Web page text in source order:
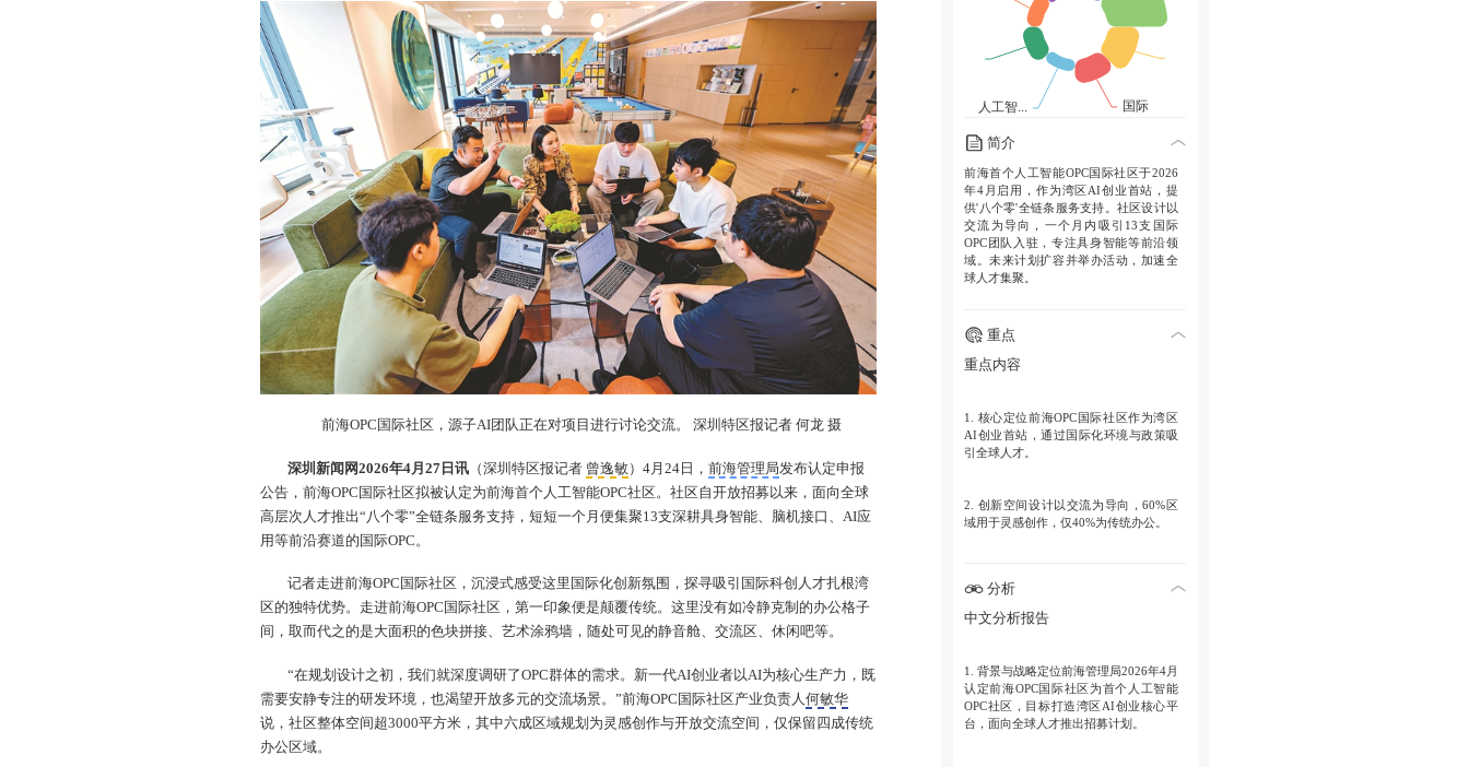
前海OPC国际社区，源子AI团队正在对项目进行讨论交流。 深圳特区报记者 何龙 摄
深圳新闻网2026年4月27日讯 （深圳特区报记者 曾逸敏）4月24日，前海管理局发布认定申报
公告，前海OPC国际社区拟被认定为前海首个人工智能OPC社区。社区自开放招募以来，面向全球
高层次人才推出“八个零”全链条服务支持，短短一个月便集聚13支深耕具身智能、脑机接口、AI应
用等前沿赛道的国际OPC。
记者走进前海OPC国际社区，沉浸式感受这里国际化创新氛围，探寻吸引国际科创人才扎根湾
区的独特优势。走进前海OPC国际社区，第一印象便是颠覆传统。这里没有如冷静克制的办公格子
间，取而代之的是大面积的色块拼接、艺术涂鸦墙，随处可见的静音舱、交流区、休闲吧等。
“在规划设计之初，我们就深度调研了OPC群体的需求。新一代AI创业者以AI为核心生产力，既
需要安静专注的研发环境，也渴望开放多元的交流场景。”前海OPC国际社区产业负责人何敏华
说，社区整体空间超3000平方米，其中六成区域规划为灵感创作与开放交流空间，仅保留四成传统
办公区域。
简介
前海首个人工智能OPC国际社区于2026
年4月启用，作为湾区AI创业首站，提
供'八个零'全链条服务支持。社区设计以
交流为导向，一个月内吸引13支国际
OPC团队入驻，专注具身智能等前沿领
域。未来计划扩容并举办活动，加速全
球人才集聚。
重点
重点内容
1. 核心定位前海OPC国际社区作为湾区
AI创业首站，通过国际化环境与政策吸
引全球人才。
2. 创新空间设计以交流为导向，60%区
域用于灵感创作，仅40%为传统办公。
力、信贷等支持，如“零成本”智算年最
高50P免费算力。
入驻成效
入驻，专注具身智能等硬核技术，成员
来自顶尖高校与企业。
分析
中文分析报告
1. 背景与战略定位前海管理局2026年4月
认定前海OPC国际社区为首个人工智能
OPC社区，目标打造湾区AI创业核心平
台，面向全球人才推出招募计划。